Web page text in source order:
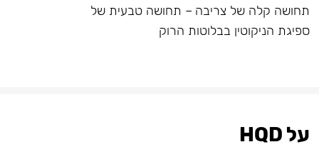
תחושה קלה של צריבה – תחושה טבעית של
ספיגת הניקוטין בבלוטות הרוק
על HQD